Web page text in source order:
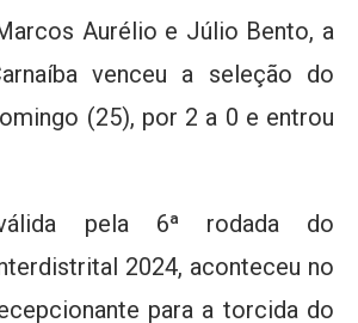
Aurélio e Júlio Bento, a
venceu a seleção do
(25), por 2 a 0 e entrou
pela 6ª rodada do
2024, aconteceu no
para a torcida do